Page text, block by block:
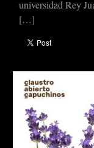
universidad Rey
[…]